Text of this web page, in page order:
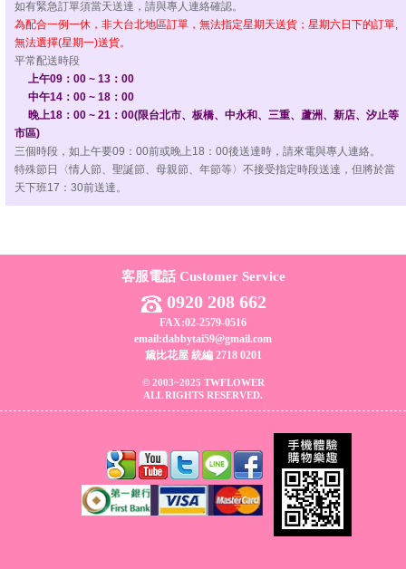
如有緊急訂單須當天送達，請與專人連絡確認。
為配合一例一休，非大台北地區訂單，無法指定星期天送貨；星期六日下的訂單,
無法選擇(星期一)送貨。
平常配送時段
上午09：00 ~ 13：00
中午14：00 ~ 18：00
晚上18：00 ~ 21：00(限台北市、板橋、中永和、三重、蘆洲、新店、汐止等
市區)
三個時段，如上午要09：00前或晚上18：00後送達時，請來電與專人連絡。
特殊節日〈情人節、聖誕節、母親節、年節等〉不接受指定時段送達，但將於當
天下班17：30前送達。
客服電話 Customer Service
0920 208 662
FAX:02-2579-0516
email:dabbytai59@gmail.com
黛比花屋 統編 2718 0201
© 2003~2025 TWFLOWER
ALL RIGHTS RESERVED.